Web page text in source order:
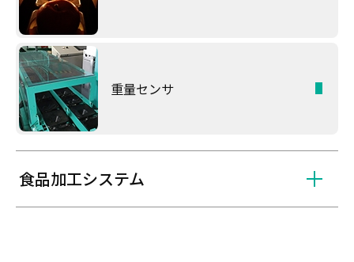
重量センサ
食品加工システム